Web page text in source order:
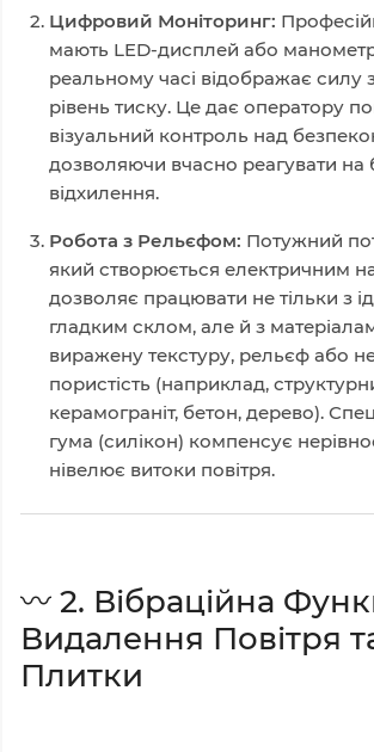
Цифровий Моніторинг:
мають LED-дисплей або
реальному часі відображає силу
рівень тиску. Це дає оператору
візуальний контроль над
дозволяючи вчасно реагувати на
відхилення.
Робота з Рельєфом: Потужний
який створюється електричним
дозволяє працювати не тільки з
гладким склом, але й з
виражену текстуру, рельєф або
пористість (наприклад,
керамограніт, бетон, дерево).
гума (силікон) компенсує
нівелює витоки повітря.
〰️ 2. Вібраційна
Видалення Повітря
Плитки